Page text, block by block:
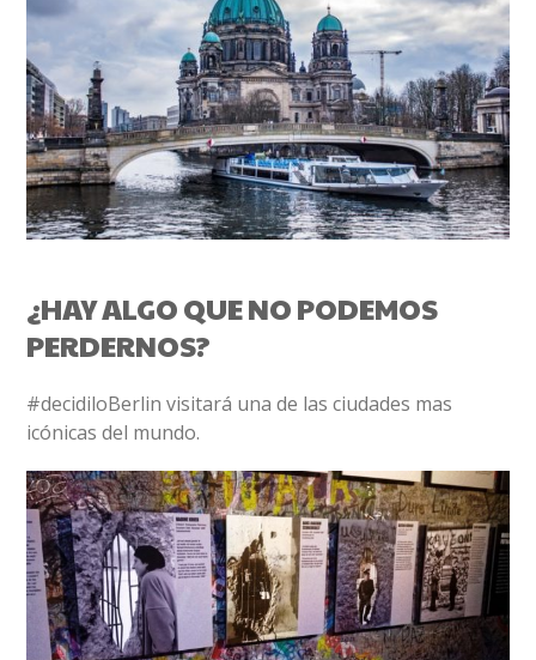
¿HAY ALGO QUE NO PODEMOS
PERDERNOS?
#decidiloBerlin visitará una de las ciudades mas
icónicas del mundo.